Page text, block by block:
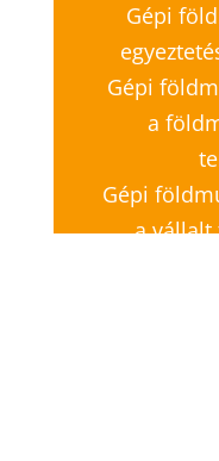
Gépi
Gépi
a
Gépi
a